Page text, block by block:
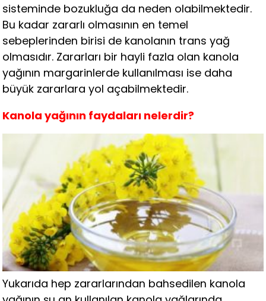
sisteminde bozukluğa da neden olabilmektedir.
Bu kadar zararlı olmasının en temel
sebeplerinden birisi de kanolanın trans yağ
olmasıdır. Zararları bir hayli fazla olan kanola
yağının margarinlerde kullanılması ise daha
büyük zararlara yol açabilmektedir.
Kanola yağının faydaları nelerdir?
Yukarıda hep zararlarından bahsedilen kanola